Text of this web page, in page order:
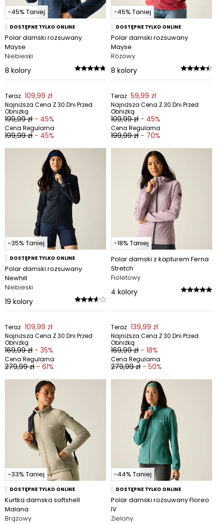
-45% Taniej
DOSTĘPNE TYLKO ONLINE
Polar damski rozsuwany
Mayse
Niebieski
8 kolory
Teraz 109,99 zł
Najniższa Cena Z 30 Dni Przed
Obniżką
199,99 zł - 45%
Cena Regularna
199,99 zł - 45%
-45% Taniej
DOSTĘPNE TYLKO ONLINE
Polar damski rozsuwany
Mayse
Różowy
8 kolory
Teraz 59,99 zł
Najniższa Cena Z 30 Dni Przed
Obniżką
109,99 zł - 45%
Cena Regularna
199,99 zł - 70%
-35% Taniej
DOSTĘPNE TYLKO ONLINE
Polar damski rozsuwany
Newhill
Niebieski
19 kolory
Teraz 109,99 zł
Najniższa Cena Z 30 Dni Przed
Obniżką
169,99 zł - 35%
Cena Regularna
279,99 zł - 61%
-18% Taniej
Polar damski z kapturem Ferna
Stretch
Fioletowy
4 kolory
Teraz 139,99 zł
Najniższa Cena Z 30 Dni Przed
Obniżką
169,99 zł - 18%
Cena Regularna
279,99 zł - 50%
-33% Taniej
DOSTĘPNE TYLKO ONLINE
Kurtka damska softshell
Malana
Brązowy
-44% Taniej
DOSTĘPNE TYLKO ONLINE
Polar damski rozsuwany Floreo
IV
Zielony